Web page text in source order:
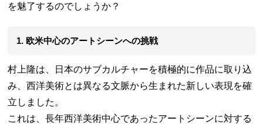
を魅了するのでしょうか？
1. 欧米中心のアートシーンへの挑戦
村上隆は、日本のサブカルチャーを積極的に作品に取り込
み、西洋美術とは異なる文脈から生まれた新しい表現を確
立しました。
これは、長年西洋美術中心であったアートシーンに対する